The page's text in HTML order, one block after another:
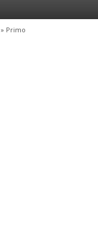
» Primo